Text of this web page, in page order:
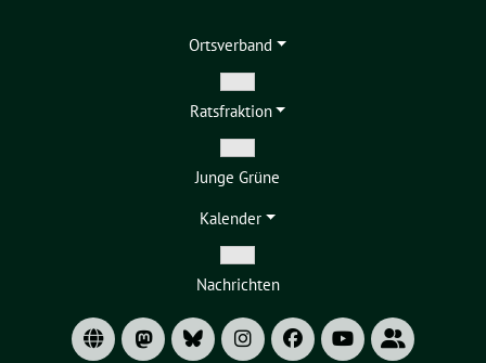
Ortsverband
Zeige
Untermenü
Ratsfraktion
Zeige
Untermenü
Junge Grüne
Kalender
Zeige
Untermenü
Nachrichten